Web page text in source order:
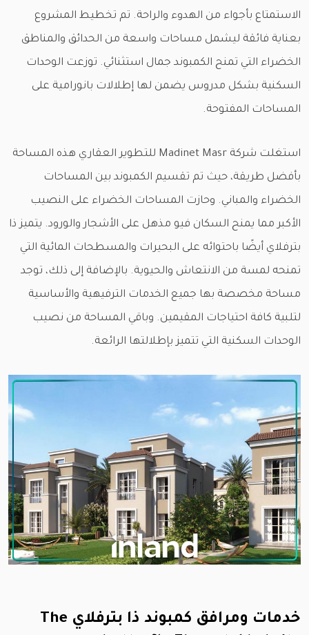
الاستمتاع بأجواء من الهدوء والراحة. تم تخطيط المشروع
بعناية فائقة ليشمل مساحات واسعة من الحدائق والمناطق
الخضراء التي تمنح الكمبوند جمال استثنائي. توزعت الوحدات
السكنية بشكل مدروس يضمن لها إطلالات بانورامية على
المساحات المفتوحة.
استغلت شركة Madinet Masr للتطوير العقاري هذه المساحة
بأفضل طريقة، حيث تم تقسيم الكمبوند بين المساحات
الخضراء والمباني. وحازت المساحات الخضراء على النصيب
الأكبر مما يمنح السكان فيو مذهل على الأشجار والورود. يتميز ذا
بترفلاي أيضًا باحتوائه على البحيرات والمسطحات المائية التي
تمنحه لمسة من الانتعاش والحيوية. بالإضافة إلى ذلك، توجد
مساحة مخصصة بها جميع الخدمات الترفيهية والأساسية
لتلبية كافة احتياجات المقيمين. وباقي المساحة من نصيب
الوحدات السكنية التي تتميز بإطلالتها الرائعة.
خدمات ومرافق كمبوند ذا بترفلاي The